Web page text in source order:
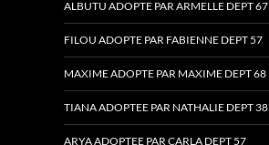
ALBUTU ADOPTE PAR ARMELLE DEPT 67
FILOU ADOPTE PAR FABIENNE DEPT 57
MAXIME ADOPTE PAR MAXIME DEPT 68
TIANA ADOPTEE PAR NATHALIE DEPT 38
ARYA ADOPTEE PAR CARLA DEPT 57